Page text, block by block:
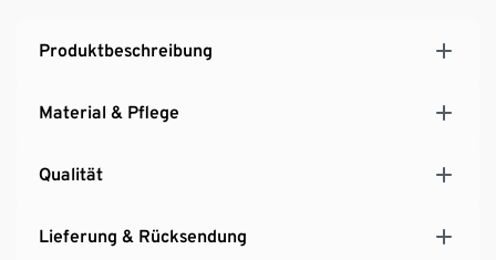
Produktbeschreibung
Material & Pflege
Qualität
Lieferung & Rücksendung